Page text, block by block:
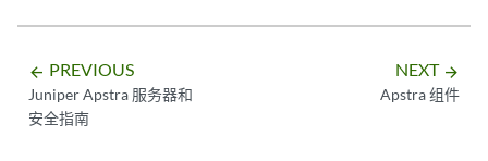
arrow_backward PREVIOUS
Juniper Apstra 服务器和
安全指南
NEXT arrow_forward
Apstra 组件